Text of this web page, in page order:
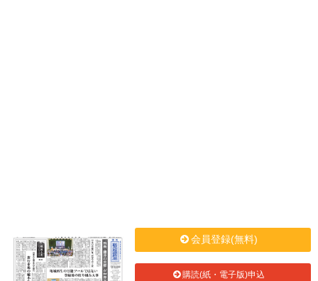
会員登録(無料)
購読(紙・電子版)申込